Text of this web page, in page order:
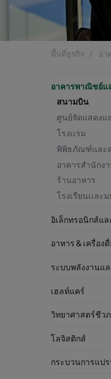
พื้นที่ธุรกิจ อา
อาคารพาณิชย์แ
สนามบิน
ศูนย์จัดแสดงแ
โรงเเรม
พิพิธภัณฑ์และ
อาคารสำนักง
ร้านอาหาร
โรงเรียนเเละ
อิเล็กทรอนิกส์แ
อาหาร & เครื่อง
ระบบพลังงานแ
เฮลท์แคร์
วิทยาศาสตร์ชีว
โลจิสติกส์
กระบวนการแป